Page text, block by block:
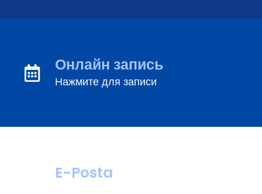
Онлайн запись
Нажмите для записи
E-Posta